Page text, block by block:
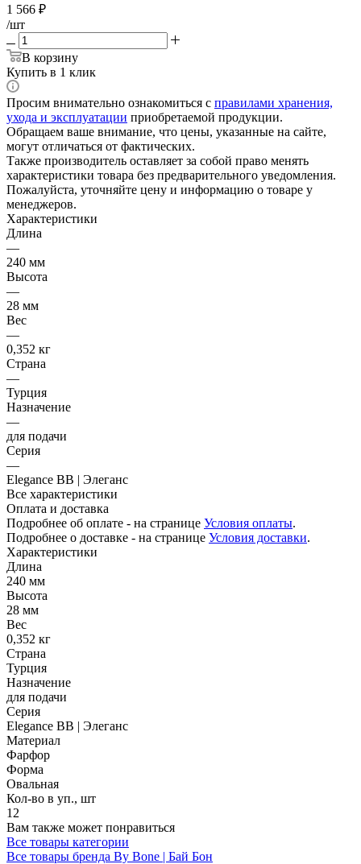
1 566 ₽
/шт
В корзину
Купить в 1 клик
Просим внимательно ознакомиться с правилами хранения,
ухода и эксплуатации приобретаемой продукции.
Обращаем ваше внимание, что цены, указанные на сайте,
могут отличаться от фактических.
Также производитель оставляет за собой право менять
характеристики товара без предварительного уведомления.
Пожалуйста, уточняйте цену и информацию о товаре у
менеджеров.
Характеристики
Длина
—
240 мм
Высота
—
28 мм
Вес
—
0,352 кг
Страна
—
Турция
Назначение
—
для подачи
Серия
—
Elegance BB | Элеганс
Все характеристики
Оплата и доставка
Подробнее об оплате - на странице Условия оплаты.
Подробнее о доставке - на странице Условия доставки.
Характеристики
Длина
240 мм
Высота
28 мм
Вес
0,352 кг
Страна
Турция
Назначение
для подачи
Серия
Elegance BB | Элеганс
Материал
Фарфор
Форма
Овальная
Кол-во в уп., шт
12
Вам также может понравиться
Все товары категории
Все товары бренда By Bone | Бай Бон